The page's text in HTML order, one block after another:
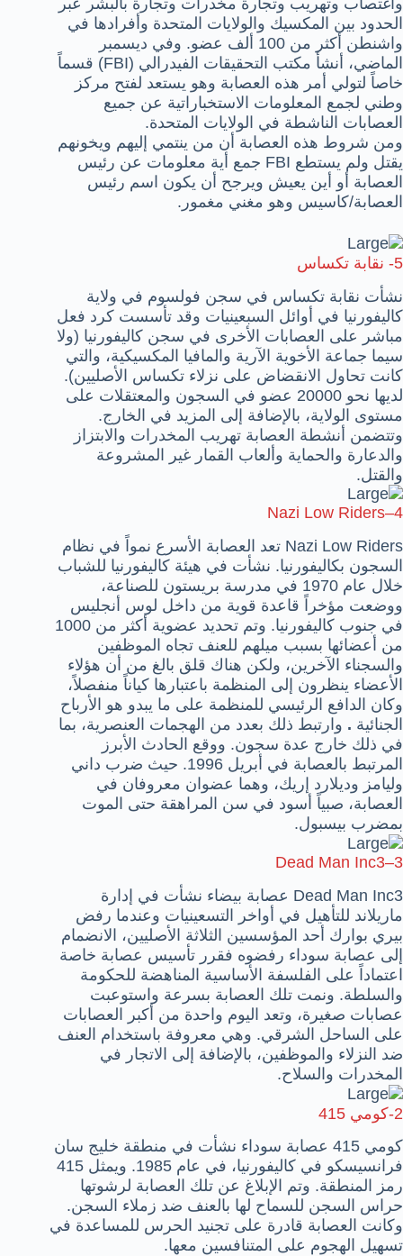
واغتصاب وتهريب وتجارة مخدرات وتجارة بالبشر عبر
الحدود بين المكسيك والولايات المتحدة وأفرادها في
واشنطن أكثر من 100 ألف عضو. وفي ديسمبر
الماضي، أنشأ مكتب التحقيقات الفيدرالي (FBI) قسماً
خاصاً لتولي أمر هذه العصابة وهو يستعد لفتح مركز
وطني لجمع المعلومات الاستخباراتية عن جميع
العصابات الناشطة في الولايات المتحدة.
ومن شروط هذه العصابة أن من ينتمي إليهم ويخونهم
يقتل ولم يستطع FBI جمع أية معلومات عن رئيس
العصابة أو أين يعيش ويرجح أن يكون اسم رئيس
العصابة/كاسيس وهو مغني مغمور.
5-
نقابة تكساس
نشأت نقابة تكساس في سجن فولسوم في ولاية
كاليفورنيا في أوائل السبعينيات وقد تأسست كرد فعل
مباشر على العصابات الأخرى في سجن كاليفورنيا (ولا
سيما جماعة الأخوية الآرية والمافيا المكسيكية، والتي
كانت تحاول الانقضاض على نزلاء تكساس الأصليين).
لديها نحو 20000 عضو في السجون والمعتقلات على
مستوى الولاية، بالإضافة إلى المزيد في الخارج.
وتتضمن أنشطة العصابة تهريب المخدرات والابتزاز
والدعارة والحماية وألعاب القمار غير المشروعة
والقتل.
Nazi Low Riders–4
‏Nazi Low Riders تعد العصابة الأسرع نمواً في نظام
السجون بكاليفورنيا. نشأت في هيئة كاليفورنيا للشباب
خلال عام 1970 في مدرسة بريستون للصناعة،
ووضعت مؤخراً قاعدة قوية من داخل لوس أنجليس
في جنوب كاليفورنيا. وتم تحديد عضوية أكثر من 1000
من أعضائها بسبب ميلهم للعنف تجاه الموظفين
والسجناء الآخرين، ولكن هناك قلق بالغ من أن هؤلاء
الأعضاء ينظرون إلى المنظمة باعتبارها كياناً منفصلاً،
وكان الدافع الرئيسي للمنظمة على ما يبدو هو الأرباح
الجنائية . وارتبط ذلك بعدد من الهجمات العنصرية، بما
في ذلك خارج عدة سجون. ووقع الحادث الأبرز
المرتبط بالعصابة في أبريل 1996. حيث ضرب داني
وليامز وديلارد إريك، وهما عضوان معروفان في
العصابة، صبياً أسود في سن المراهقة حتى الموت
بمضرب بيسبول.
Dead Man Inc3–3
‏Dead Man Inc3 عصابة بيضاء نشأت في إدارة
ماريلاند للتأهيل في أواخر التسعينيات وعندما رفض
بيري بوارك أحد المؤسسين الثلاثة الأصليين، الانضمام
إلى عصابة سوداء رفضوه فقرر تأسيس عصابة خاصة
اعتماداً على الفلسفة الأساسية المناهضة للحكومة
والسلطة. ونمت تلك العصابة بسرعة واستوعبت
عصابات صغيرة، وتعد اليوم واحدة من أكبر العصابات
على الساحل الشرقي. وهي معروفة باستخدام العنف
ضد النزلاء والموظفين، بالإضافة إلى الاتجار في
المخدرات والسلاح.
2- كومي 415
كومي 415 عصابة سوداء نشأت في منطقة خليج سان
فرانسيسكو في كاليفورنيا، في عام 1985. ويمثل 415
رمز المنطقة. وتم الإبلاغ عن تلك العصابة لرشوتها
حراس السجن للسماح لها بالعنف ضد زملاء السجن.
وكانت العصابة قادرة على تجنيد الحرس للمساعدة في
تسهيل الهجوم على المتنافسين معها.